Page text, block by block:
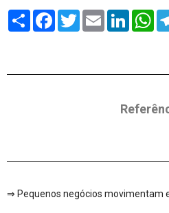
ShareFacebook
TwitterEmail
⇒ Pequenos negócios movimentam